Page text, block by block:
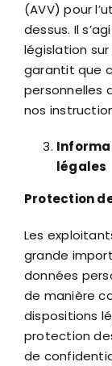
(AVV) pour
dessus. Il
législation
garantit que
personnelles
nos
légales
Protection
Les
grande
données
de manière
dispositions
protection
de